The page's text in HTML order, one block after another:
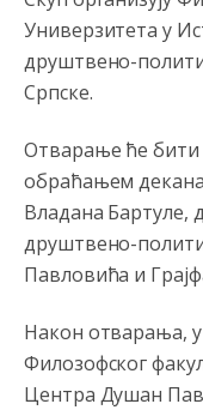
Универзитета у
друштвено-
Српске.
Отварање ће бити
обраћањем
Владана Бартуле,
друштвено-
Павловића и
Након отварања,
Филозофског
Центра Душан
Војска Србије се
Анонимно2806721
Анонимно2807323
Vise je Republika
Kosova se Srbi
niko sa 23 posto
Srpskoj. Zato
муслимански
Анонимно2807447